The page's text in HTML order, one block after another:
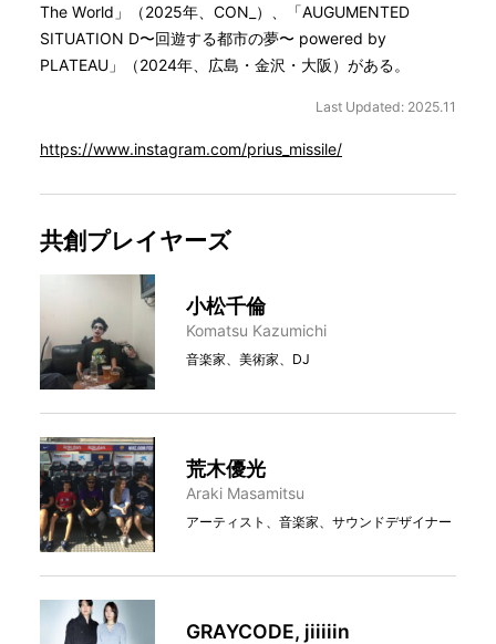
The World」（2025年、CON_）、「AUGUMENTED
SITUATION D〜回遊する都市の夢〜 powered by
PLATEAU」（2024年、広島・金沢・大阪）がある。
Last Updated: 2025.11
https://www.instagram.com/prius_missile/
共創プレイヤーズ
小松千倫
Komatsu Kazumichi
音楽家、美術家、DJ
荒木優光
Araki Masamitsu
アーティスト、音楽家、サウンドデザイナー
GRAYCODE, jiiiiin